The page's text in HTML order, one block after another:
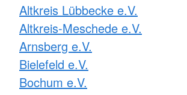
Altkreis Lübbecke e.V.
Altkreis-Meschede e.V.
Arnsberg e.V.
Bielefeld e.V.
Bochum e.V.